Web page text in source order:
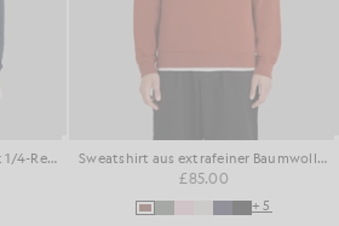
Gesteppte Midlayer-Jacke mit 1/4-Reißverschluss Sweatshirt aus extrafeiner Baumwolle mit 1/4-Reißverschluss
£85.00
+5